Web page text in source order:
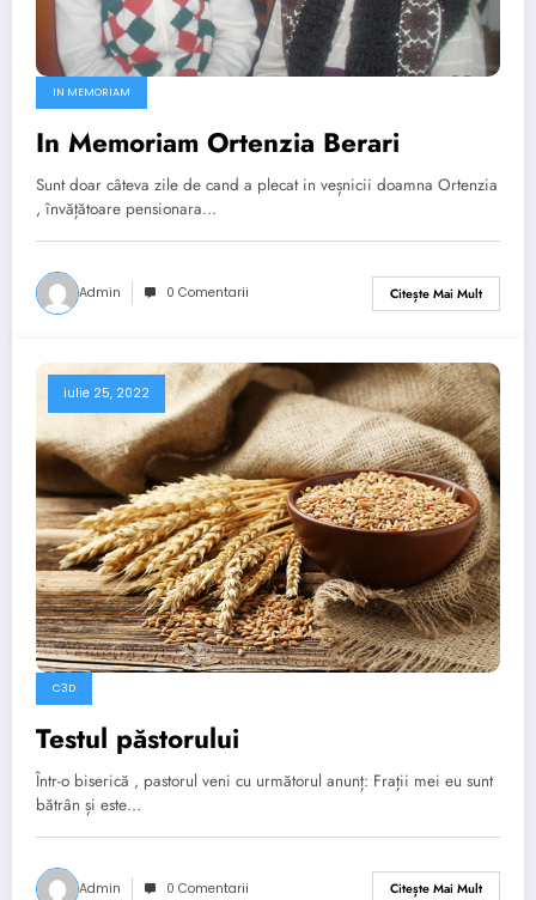
IN MEMORIAM
In Memoriam Ortenzia Berari
Sunt doar câteva zile de cand a plecat in veșnicii doamna Ortenzia
, învățătoare pensionara…
Admin 0 Comentarii Citește Mai Mult
iulie 25, 2022
C3D
Testul păstorului
Într-o biserică , pastorul veni cu următorul anunț: Frații mei eu sunt
bătrân și este…
Admin 0 Comentarii Citește Mai Mult